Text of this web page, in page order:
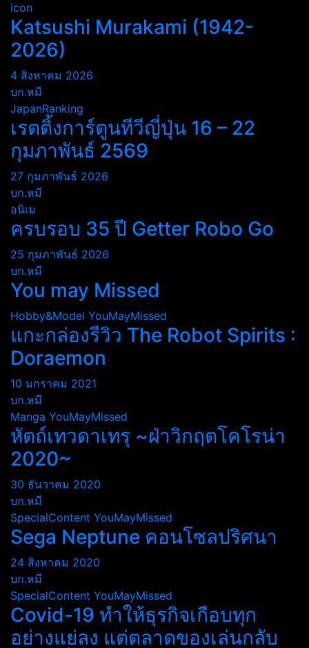
icon
Katsushi Murakami (1942-
2026)
4 สิงหาคม 2026
บก.หมี
JapanRanking
เรตติ้งการ์ตูนทีวีญี่ปุ่น 16 – 22
กุมภาพันธ์ 2569
27 กุมภาพันธ์ 2026
บก.หมี
อนิเม
ครบรอบ 35 ปี Getter Robo Go
25 กุมภาพันธ์ 2026
บก.หมี
You may Missed
Hobby&Model YouMayMissed
แกะกล่องรีวิว The Robot Spirits :
Doraemon
10 มกราคม 2021
บก.หมี
Manga YouMayMissed
หัตถ์เทวดาเทรุ ~ฝ่าวิกฤตโคโรน่า
2020~
30 ธันวาคม 2020
บก.หมี
SpecialContent YouMayMissed
Sega Neptune คอนโซลปริศนา
24 สิงหาคม 2020
บก.หมี
SpecialContent YouMayMissed
Covid-19 ทำให้ธุรกิจเกือบทุก
อย่างแย่ลง แต่ตลาดของเล่นกลับ